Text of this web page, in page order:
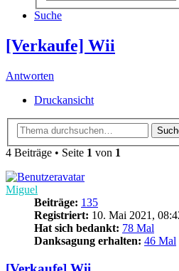
Suche
[Verkaufe] Wii
Antworten
Druckansicht
4 Beiträge • Seite 1 von 1
Miguel
Beiträge: 135
Registriert: 10. Mai 2021,
Hat sich bedankt: 78 Mal
Danksagung erhalten: 46 Mal